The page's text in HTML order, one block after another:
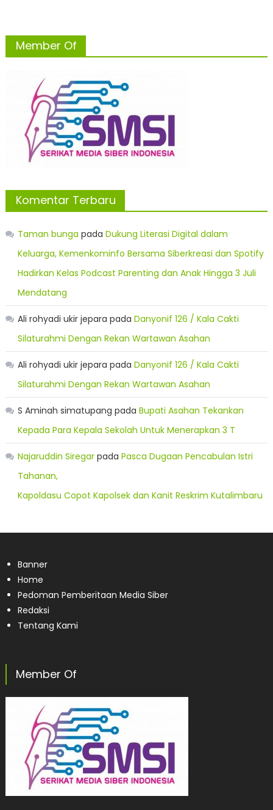
Member Of
Komentar Terbaru
Taman bunga pada Dukung Literasi Digital dalam
Keluarga, Kemenkominfo Bersama Siberkreasi dan Spotify
Hadirkan Kelas Podcast Parenting dan Anak Hingga 3 Juli
Mendatang
Ali rohyadi ukir jepara pada Danyonif 126 / Kala Cakti
Silaturahmi Dengan Rekan Wartawan Asahan
Ali rohyadi ukir jepara pada Danyonif 126 / Kala Cakti
Silaturahmi Dengan Rekan Wartawan Asahan
S Aminah simatupang pada Bupati Asahan Tekankan
Kepada Para Kepala Sekolah Untuk Menerapkan 3 T
Najaruddin Siregarpada Pasca Dugaan Pencabulan Istri
Tahanan,
Kapoldasu Copot Kapolsek dan Kanit Reskrim Kutalimbaru
Banner
Home
Pedoman Pemberitaan Media Siber
Redaksi
Tentang Kami
Member Of